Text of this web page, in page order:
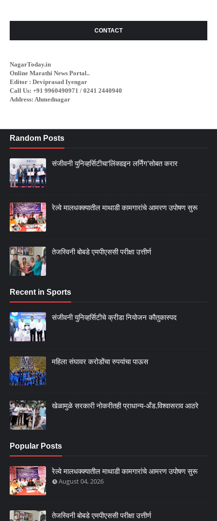
CONTACT
NagarToday.in
Online Marathi News Portal..
Editor : Deviprasad Iyengar
Call Us: +91 9960490971 / 0241 2440940
Address: Ahmednagar
Random Posts
संजीवनी युनिव्हर्सिटीचा‘लिंक्डइन लर्निंग’सोबत करार
रेल्वे मालधक्क्यातील माथाडी कामगारांचे आमरण उपोषण सुरू
तेजस्विनी बोबडे एमपीएससी परीक्षा उत्तीर्ण
Recent in Sports
संजीवनी युनिव्हर्सिटीचे क्रीडा नियोजन कौतुकास्पद
महिला संघावर करोडोंचा रुपयांचा पाऊस
खेळामुळे सरकारी नोकरीतही प्राधान्य-अँड.विश्वासराव आठरे
Popular Posts
रेल्वे मालधक्क्यातील माथाडी कामगारांचे आमरण उपोषण सुरू
August 04, 2026
तेजस्विनी बोबडे एमपीएससी परीक्षा उत्तीर्ण